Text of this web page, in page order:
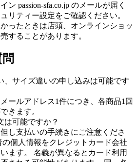
ン passion-sfa.co.jp のメールが届く
リティー設定をご確認ください。
ったときは店頭、オンラインショッ
することがあります。
、サイズ違いの申し込みは可能です
ールアドレス1件につき、各商品1回
きます。
は可能ですか？
し支払いの手続きにご注意くださ
の個人情報をクレジットカード会社
ます。 名義が異なるとカード利用